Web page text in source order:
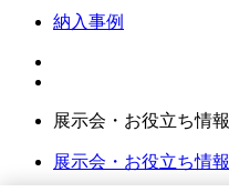
納入事例
展示会・お役立ち情報
展示会・お役立ち情報